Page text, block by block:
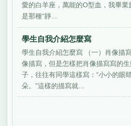
愛的白羊座，萬能的O型血，我畢
是那種“靜...
學生自我介紹怎麼寫
學生自我介紹怎麼寫 （一）肖像描
像描寫，但是怎樣把肖像描寫寫的
子，往往有同學這樣寫：“小小的眼
朵。”這樣的描寫就...